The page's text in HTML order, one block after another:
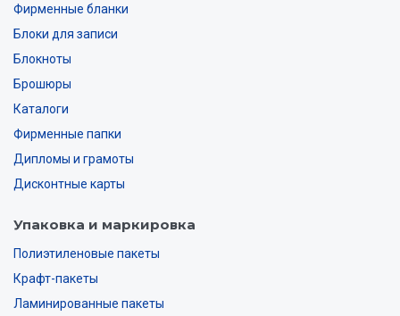
Фирменные бланки
Блоки для записи
Блокноты
Брошюры
Каталоги
Фирменные папки
Дипломы и грамоты
Дисконтные карты
Упаковка и маркировка
Полиэтиленовые пакеты
Крафт-пакеты
Ламинированные пакеты